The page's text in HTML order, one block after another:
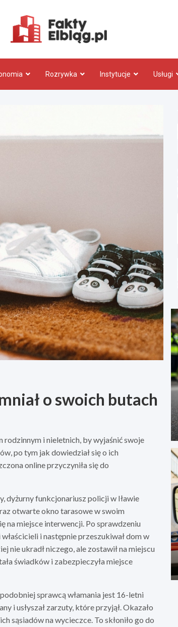
Rozrywka Instytucje Usługi
o swoich butach
i nieletnich, by wyjaśnić swoje
po tym jak dowiedział się o ich
online przyczyniła się do
dyżurny funkcjonariusz policji w Iławie
otwarte okno tarasowe w swoim
na miejsce interwencji. Po sprawdzeniu
i następnie przeszukiwał dom w
ukradł niczego, ale zostawił na miejscu
świadków i zabezpieczyła miejsce
sprawcą włamania jest 16-letni
i usłyszał zarzuty, które przyjął. Okazało
sąsiadów na wycieczce. To skłoniło go do